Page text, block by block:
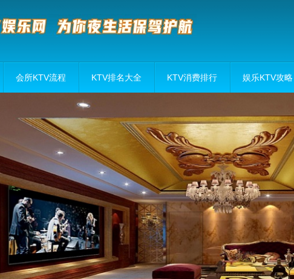
会所KTV流程 KTV排名大全 KTV消费排行 娱乐KTV攻略